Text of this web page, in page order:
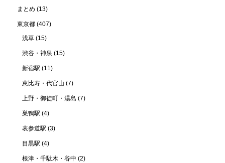
まとめ (13)
東京都 (407)
浅草 (15)
渋谷・神泉 (15)
新宿駅 (11)
恵比寿・代官山 (7)
上野・御徒町・湯島 (7)
巣鴨駅 (4)
表参道駅 (3)
目黒駅 (4)
根津・千駄木・谷中 (2)